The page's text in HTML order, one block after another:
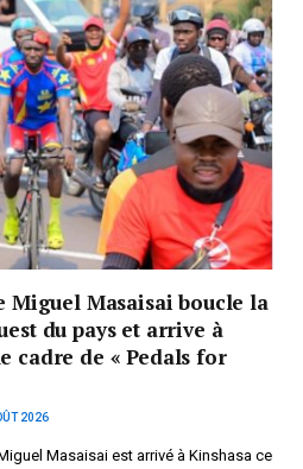
Miguel Masaisai boucle la
du pays et arrive à
cadre de « Pedals for
2026
Masaisai est arrivé à Kinshasa ce